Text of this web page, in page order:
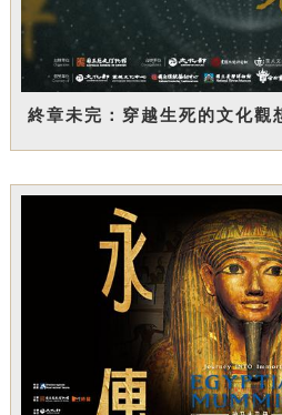
終章未完：穿越生死的文化觀